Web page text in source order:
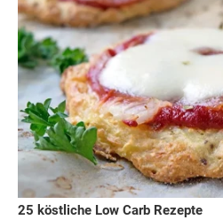
25 köstliche Low Carb Rezepte